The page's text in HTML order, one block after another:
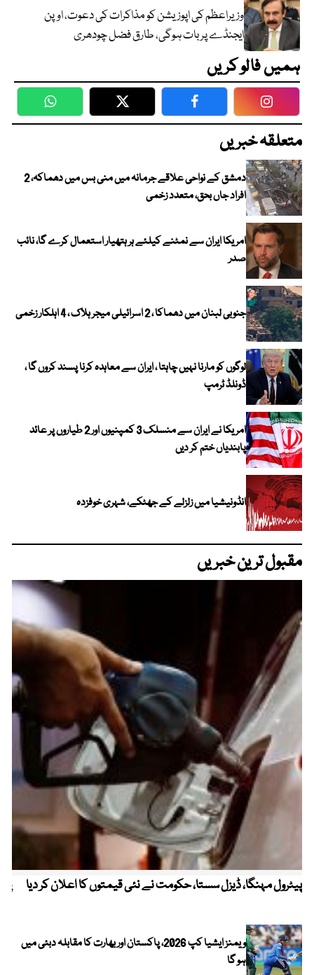
وزیراعظم کی اپوزیشن کو مذاکرات کی دعوت، اوپن
ایجنڈے پر بات ہوگی، طارق فضل چودھری
ہمیں فالو کریں
WhatsApp Twitter Facebook
متعلقہ خبریں
دمشق کے نواحی علاقے جرمانہ میں منی بس میں دھماکہ، 2
افراد جاں بحق، متعدد زخمی
امریکا ایران سے نمٹنے کیلئے ہر ہتھیار استعمال کرے گا، نائب
صدر
جنوبی لبنان میں دھماکا ، 2 اسرائیلی میجر ہلاک ، 4 اہلکار زخمی
لوگوں کو مارنا نہیں چاہتا ، ایران سے معاہدہ کرنا پسند کروں گا ،
ڈونلڈ ٹرمپ
امریکا نے ایران سے منسلک 3 کمپنیوں اور 2 طیاروں پر عائد
پابندیاں ختم کر دیں
انڈونیشیا میں زلزلے کے جھٹکے، شہری خوفزدہ
مقبول ترین خبریں
پیٹرول مہنگا، ڈیزل سستا، حکومت نے نئی قیمتوں کا اعلان کر دیا
ویمنز ایشیا کپ 2026، پاکستان اور بھارت کا مقابلہ دبئی میں
ہو گا